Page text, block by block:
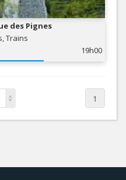
des Pignes
Trains
19h00
1